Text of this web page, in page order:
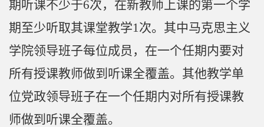
期听课不少于6次，在新教师上课的第一个学
期至少听取其课堂教学1次。其中马克思主义
学院领导班子每位成员，在一个任期内要对
所有授课教师做到听课全覆盖。其他教学单
位党政领导班子在一个任期内对所有授课教
师做到听课全覆盖。